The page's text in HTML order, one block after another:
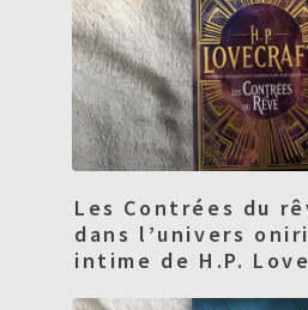
Les Contrées du
dans l’univers
intime de H.P.